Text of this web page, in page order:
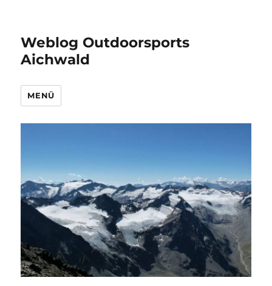
Weblog Outdoorsports
Aichwald
MENÜ